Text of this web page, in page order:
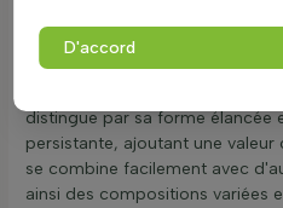
jardin. Il est toutefois conseillé
des enfants ou des animaux
distingue par sa forme élancée
persistante, ajoutant une valeur
se combine facilement avec
ainsi des compositions variées
D'accord